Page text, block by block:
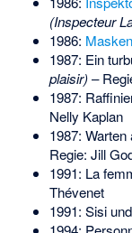
(Inspecteur
1986: Masken
1987: Ein
plaisir)–
1987:
Nelly Kaplan
1987:
Regie: Jill
1991: La
Thévenet
1991: Sisi